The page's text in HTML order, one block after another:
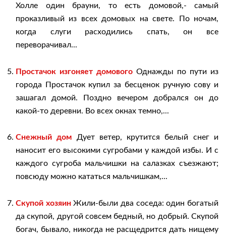
Холле один брауни, то есть домовой,- самый
проказливый из всех домовых на свете. По ночам,
когда слуги расходились спать, он все
переворачивал...
Простачок изгоняет домового Однажды по пути из
города Простачок купил за бесценок ручную сову и
зашагал домой. Поздно вечером добрался он до
какой-то деревни. Во всех окнах темно,...
Снежный дом Дует ветер, крутится белый снег и
наносит его высокими сугробами у каждой избы. И с
каждого сугроба мальчишки на салазках съезжают;
повсюду можно кататься мальчишкам,...
Скупой хозяинЖили-были два соседа: один богатый
да скупой, другой совсем бедный, но добрый. Скупой
богач, бывало, никогда не расщедрится дать нищему